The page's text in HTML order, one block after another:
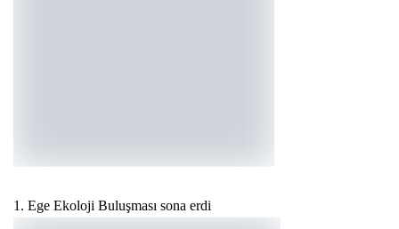
1. Ege Ekoloji Buluşması sona erdi